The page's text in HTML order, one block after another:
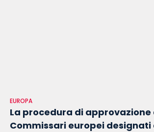
EUROPA
La procedura di approvazione
Commissari europei